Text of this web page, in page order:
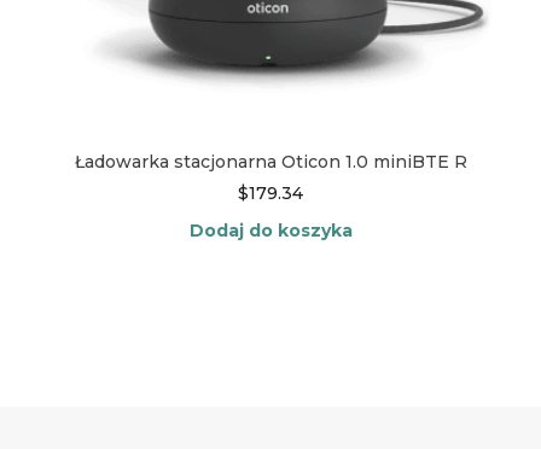
Ładowarka stacjonarna Oticon 1.0 miniBTE R
$179.34
Dodaj do koszyka